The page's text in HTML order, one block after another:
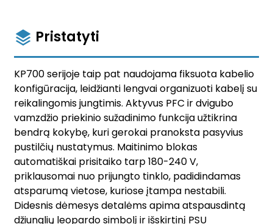
Pristatyti
KP700 serijoje taip pat naudojama fiksuota kabelio
konfigūracija, leidžianti lengvai organizuoti kabelį su
reikalingomis jungtimis. Aktyvus PFC ir dvigubo
vamzdžio priekinio sužadinimo funkcija užtikrina
bendrą kokybę, kuri gerokai pranoksta pasyvius
pustilčių nustatymus. Maitinimo blokas
automatiškai prisitaiko tarp 180-240 V,
priklausomai nuo prijungto tinklo, padidindamas
atsparumą vietose, kuriose įtampa nestabili.
Didesnis dėmesys detalėms apima atspausdintą
džiunglių leopardo simbolį ir išskirtinį PSU